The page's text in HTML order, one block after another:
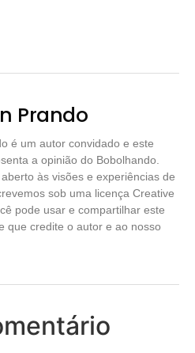
Prando
é um autor convidado e este
a opinião do Bobolhando.
às visões e experiências de
sob uma licença Creative
pode usar e compartilhar este
que credite o autor e ao nosso